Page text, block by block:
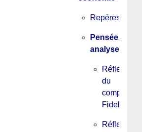
Repères
Pensée,
analyse
Réflexions
du
companero
Fidel
Réflexions